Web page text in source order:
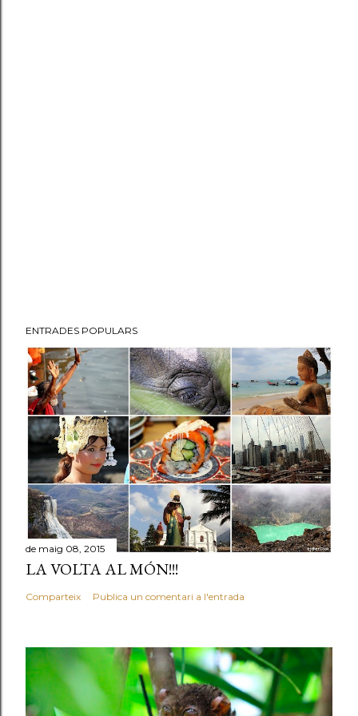
ENTRADES POPULARS
de maig 08, 2015
LA VOLTA AL MÓN!!!
Comparteix Publica un comentari a l'entrada